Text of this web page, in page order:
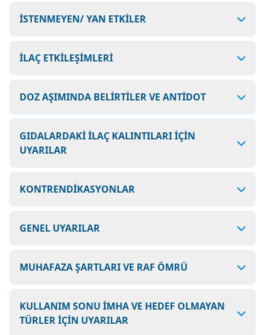
İSTENMEYEN/ YAN ETKİLER
İLAÇ ETKİLEŞİMLERİ
DOZ AŞIMINDA BELİRTİLER VE ANTİDOT
GIDALARDAKİ İLAÇ KALINTILARI İÇİN
UYARILAR
KONTRENDİKASYONLAR
GENEL UYARILAR
MUHAFAZA ŞARTLARI VE RAF ÖMRÜ
KULLANIM SONU İMHA VE HEDEF OLMAYAN
TÜRLER İÇİN UYARILAR